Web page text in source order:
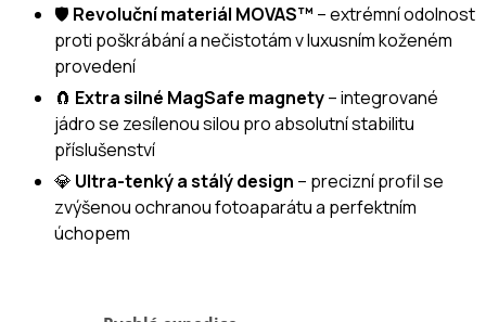
🛡️ Revoluční materiál MOVAS™ – extrémní odolnost
proti poškrábání a nečistotám v luxusním koženém
provedení
🧲 Extra silné MagSafe magnety– integrované
jádro se zesílenou silou pro absolutní stabilitu
příslušenství
💎 Ultra-tenký a stálý design – precizní profil se
zvýšenou ochranou fotoaparátu a perfektním
úchopem